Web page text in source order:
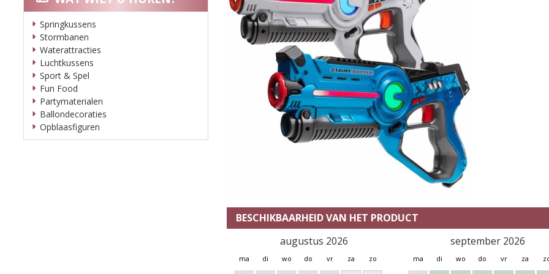
Springkussens
Stormbanen
Waterattracties
Luchtkussens
Sport & Spel
Fun Food
Partymaterialen
Ballondecoraties
Opblaasfiguren
BESCHIKBAARHEID VAN HET PRODUCT
augustus 2026
ma di wo do vr za zo
september 2026
ma di wo do vr za